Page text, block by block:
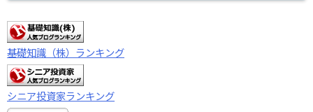
基礎知識（株）ランキング
シニア投資家ランキング